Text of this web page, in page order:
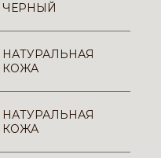
ЧЕРНЫЙ
НАТУРАЛЬНАЯ
КОЖА
НАТУРАЛЬНАЯ
КОЖА